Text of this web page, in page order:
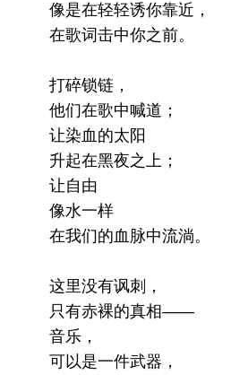
像是在轻轻诱你靠近，
在歌词击中你之前。
打碎锁链，
他们在歌中喊道；
让染血的太阳
升起在黑夜之上；
让自由
像水一样
在我们的血脉中流淌。
这里没有讽刺，
只有赤裸的真相——
音乐，
可以是一件武器，